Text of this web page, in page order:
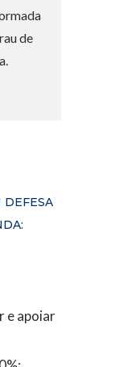
de
DEFESA
e apoiar